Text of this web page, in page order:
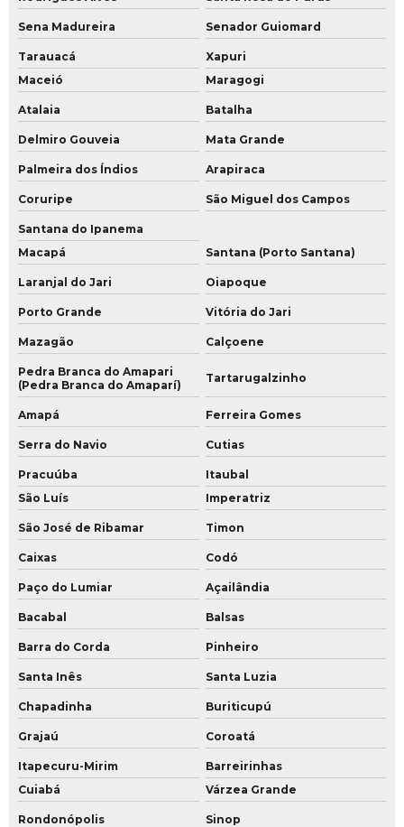
Sena Madureira Senador Guiomard
Tarauacá
Xapuri
Maceió
Maragogi
Atalaia Batalha
Delmiro Gouveia Mata Grande
Palmeira dos Índios Arapiraca
Coruripe São Miguel dos Campos
Santana do Ipanema
Macapá
Santana (Porto Santana)
Laranjal do Jari Oiapoque
Porto Grande Vitória do Jari
Mazagão Calçoene
Pedra Branca do Amapari
(Pedra Branca do Amaparí)
Tartarugalzinho
Amapá Ferreira Gomes
Serra do Navio Cutias
Pracuúba
Itaubal
São Luís
Imperatriz
São José de Ribamar Timon
Caixas Codó
Paço do Lumiar Açailândia
Bacabal Balsas
Barra do Corda Pinheiro
Santa Inês Santa Luzia
Chapadinha Buriticupú
Grajaú Coroatá
Itapecuru-Mirim
Barreirinhas
Cuiabá
Várzea Grande
Rondonópolis Sinop